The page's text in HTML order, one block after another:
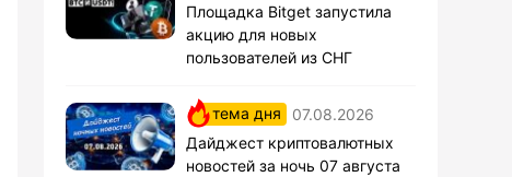
Площадка Bitget запустила
акцию для новых
пользователей из СНГ
тема дня
07.08.2026
Дайджест криптовалютных
новостей за ночь 07 августа